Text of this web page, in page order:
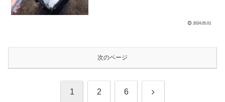
2024.05.01
次のページ
1 2 6 次